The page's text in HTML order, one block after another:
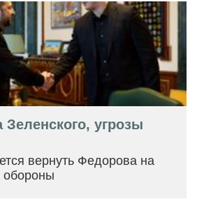
Зеленского, угрозы
вернуть Федорова на
обороны